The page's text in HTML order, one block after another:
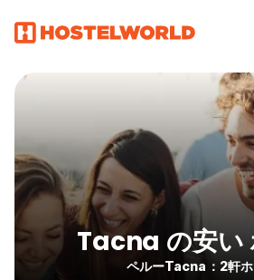
Tacna の安い
ペルーTacna：2軒